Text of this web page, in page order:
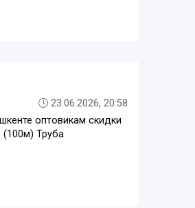
23.06.2026, 20:58
оптовикам скидки
(100м) Труба